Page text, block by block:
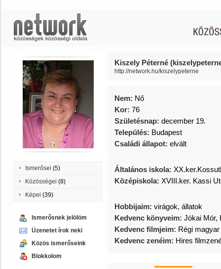
Ismerősei (5)
Közösségei (8)
Képei (39)
Ismerősnek jelölöm
Üzenetet írok neki
Közös ismerőseink
Blokkolom
Kiszely Péterné
http://network.hu/kiszelypeterne
Nem: Nő
Kor: 76
Születésnap: december 19.
Település: Budapest
Családi állapot: elvált
Általános iskola:
Középiskola: XVIII.ker. Kassi
Hobbijaim: virágok, állatok
Kedvenc könyveim: Jókai Mór,
Kedvenc filmjeim: Régi
Kedvenc zenéim: Hires